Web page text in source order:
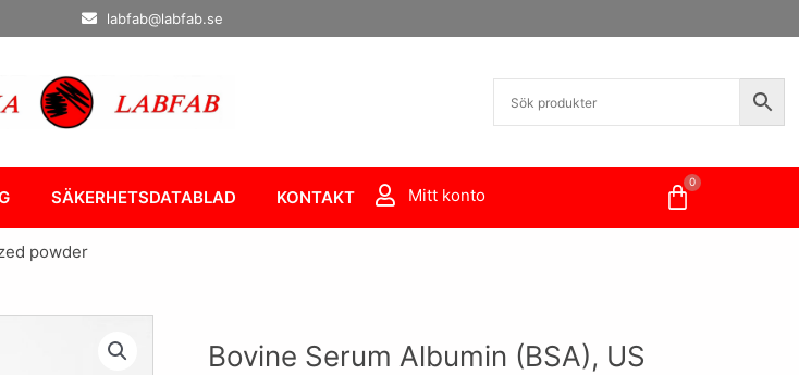
labfab@labfab.se
SÄKERHETSDATABLAD KONTAKT Mitt konto
0
Varukorg
powder
Bovine Serum Albumin (BSA), US